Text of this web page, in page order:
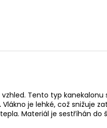
Tento typ kanekalonu
Vlákno je lehké, což snižuje
Materiál je sestříhán do